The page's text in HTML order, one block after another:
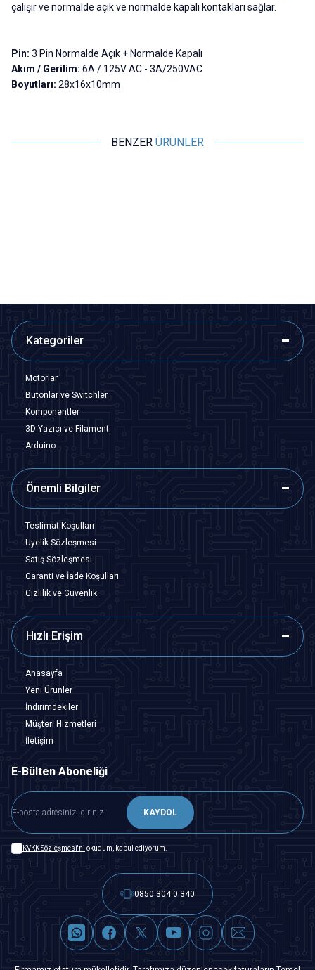
çalışır ve normalde açık ve normalde kapalı kontakları sağlar.
Pin: 3 Pin Normalde Açık + Normalde Kapalı
Akım / Gerilim: 6A / 125V AC - 3A/250VAC
Boyutları: 28x16x10mm
BENZER ÜRÜNLER
Kategoriler
Motorlar
Butonlar ve Switchler
Komponentler
3D Yazıcı ve Filament
Arduino
Önemli Bilgiler
Teslimat Koşulları
Üyelik Sözleşmesi
Satış Sözleşmesi
Garanti ve İade Koşulları
Gizlilik ve Güvenlik
Hızlı Erişim
Anasayfa
Yeni Ürünler
İndirimdekiler
Müşteri Hizmetleri
İletişim
E-Bülten Aboneliği
KAYDOL
KVKK Sözleşmesi'ni okudum, kabul ediyorum.
0850 304 0 340